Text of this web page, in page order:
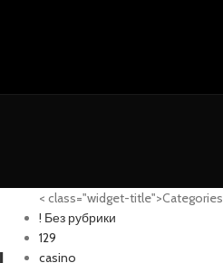
< class="widget-title">Categories
! Без рубрики
129
casino